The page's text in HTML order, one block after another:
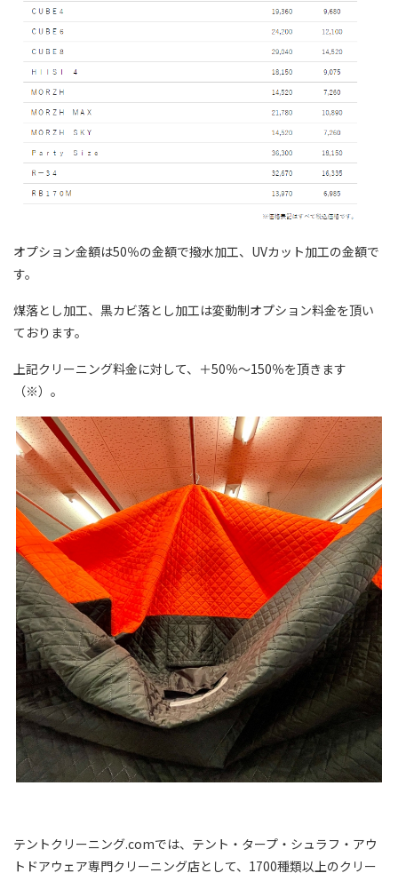
オプション金額は50％の金額で撥水加工、UVカット加工の金額で
す。
煤落とし加工、黒カビ落とし加工は変動制オプション料金を頂い
ております。
上記クリーニング料金に対して、＋50％～150％を頂きます
（※）。
テントクリーニング.comでは、テント・タープ・シュラフ・アウ
トドアウェア専門クリーニング店として、1700種類以上のクリー